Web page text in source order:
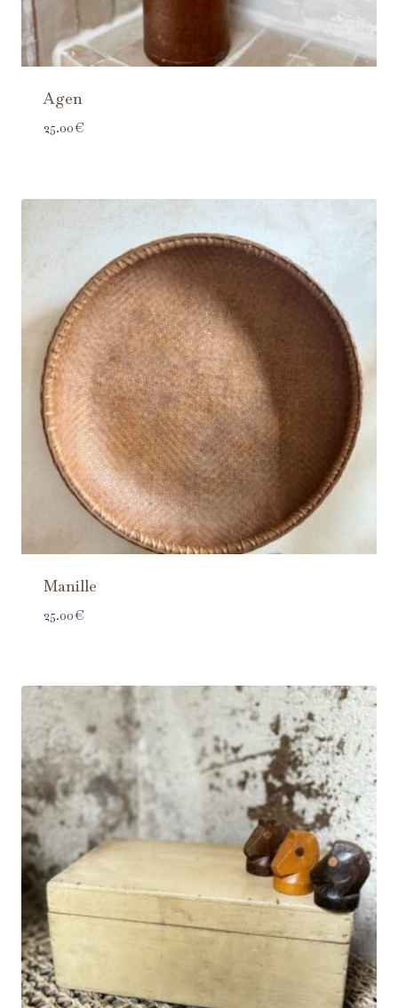
Agen
25.00€
Manille
25.00€